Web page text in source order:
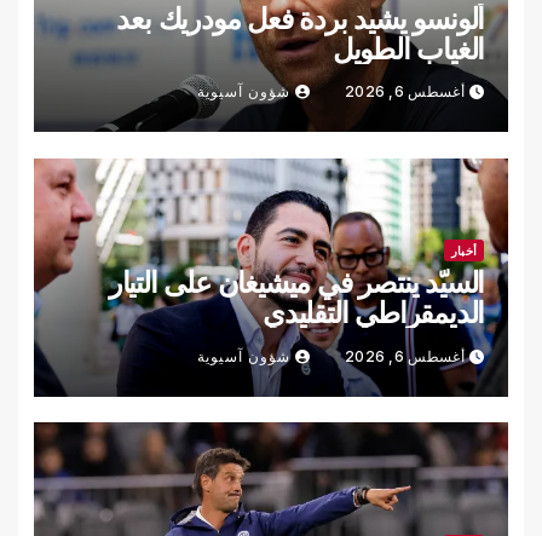
ألونسو يشيد بردة فعل مودريك بعد
الغياب الطويل
أغسطس 6, 2026 شؤون آسيوية
أخبار
السيّد ينتصر في ميشيغان على التيار
الديمقراطي التقليدي
أغسطس 6, 2026 شؤون آسيوية